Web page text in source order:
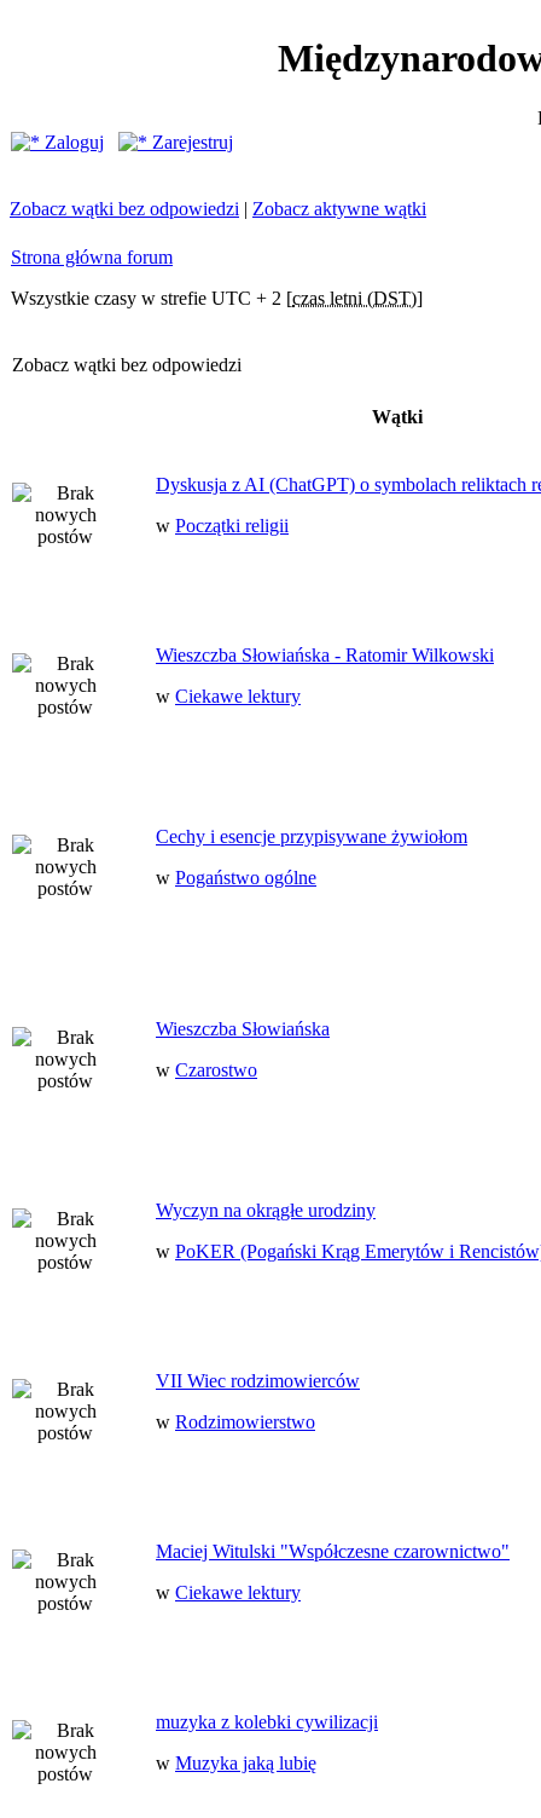
Zaloguj
Zarejestruj
Zobacz wątki bez odpowiedzi | Zobacz aktywne wątki
Strona główna forum
Wszystkie czasy w strefie UTC + 2 [czas letni (DST)]
Zobacz wątki bez odpowiedzi
Wątki
Dyskusja z AI (ChatGPT) o symbolach reliktach
w Początki religii
Wieszczba Słowiańska - Ratomir Wilkowski
w Ciekawe lektury
Cechy i esencje przypisywane żywiołom
w Pogaństwo ogólne
Wieszczba Słowiańska
w Czarostwo
Wyczyn na okrągłe urodziny
w PoKER (Pogański Krąg Emerytów i
VII Wiec rodzimowierców
w Rodzimowierstwo
Maciej Witulski "Współczesne czarownictwo"
w Ciekawe lektury
muzyka z kolebki cywilizacji
w Muzyka jaką lubię